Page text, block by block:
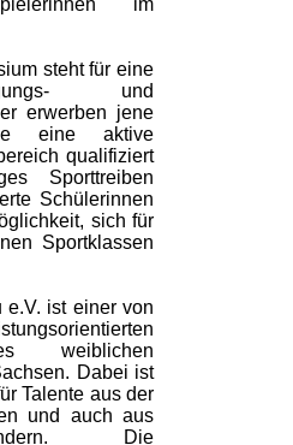
steht für eine
und
erwerben jene
eine aktive
qualifiziert
Sporttreiben
Schülerinnen
sich für
Sportklassen
e.V. ist einer von
weiblichen
Dabei ist
Talente aus der
und auch aus
Die